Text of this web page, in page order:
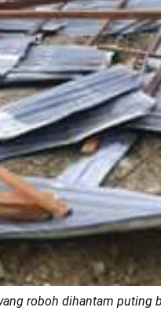
roboh dihantam